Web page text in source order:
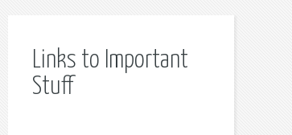
Links to Important
Stuff